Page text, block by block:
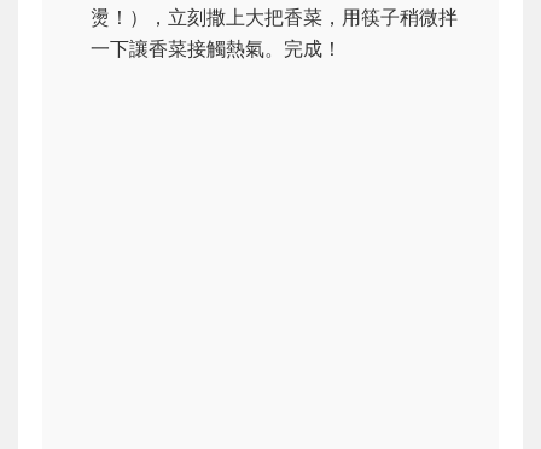
燙！），立刻撒上大把香菜，用筷子稍微拌
一下讓香菜接觸熱氣。完成！